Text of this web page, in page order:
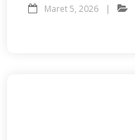
Maret 5, 2026